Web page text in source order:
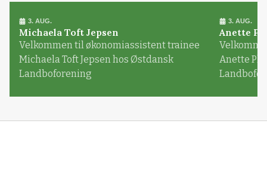
3. AUG.
Michaela Toft Jepsen
Velkommen til økonomiassistent trainee
Michaela Toft Jepsen hos Østdansk
Landboforening
3. AUG.
Anette
Anette